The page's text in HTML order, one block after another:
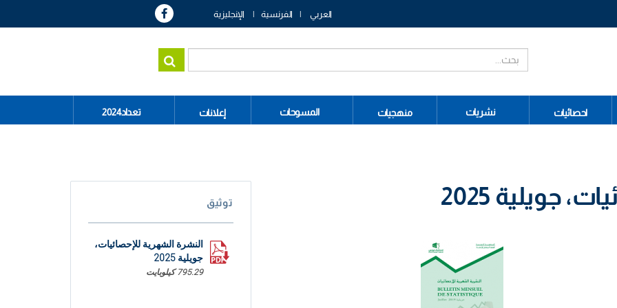
العربي الفرنسية الإنجليزية
احصائيات نشريات منهجيات المسوحات إعلانات تعداد2024
جويلية 2025 توثيق
النشرة الشهرية للإحصائيات،
جويلية 2025
795.29 كيلوبايت